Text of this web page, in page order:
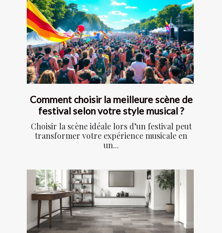
Comment choisir la meilleure scène de
festival selon votre style musical ?
Choisir la scène idéale lors d’un festival peut
transformer votre expérience musicale en
un...